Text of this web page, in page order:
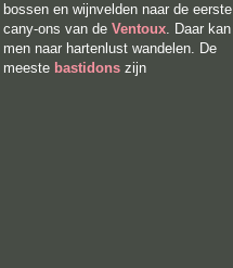
bossen en wijnvelden naar de eerste
cany-ons van de Ventoux. Daar kan
men naar hartenlust wandelen. De
meeste bastidons zijn